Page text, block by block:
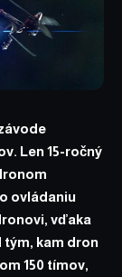
Len 15-ročný
ovládaniu
vďaka
kam dron
150 tímov,